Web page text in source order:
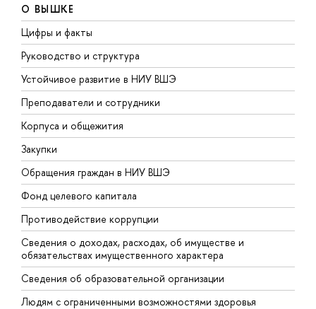
О ВЫШКЕ
Цифры и факты
Руководство и структура
Устойчивое развитие в НИУ ВШЭ
Преподаватели и сотрудники
Корпуса и общежития
Закупки
Обращения граждан в НИУ ВШЭ
Фонд целевого капитала
Противодействие коррупции
Сведения о доходах, расходах, об имуществе и
обязательствах имущественного характера
Сведения об образовательной организации
Людям с ограниченными возможностями здоровья